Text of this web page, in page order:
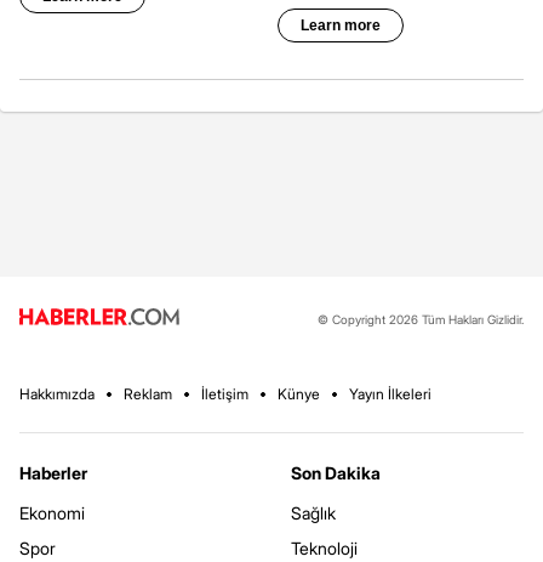
© Copyright 2026 Tüm Hakları Gizlidir.
Hakkımızda Reklam İletişim Künye Yayın İlkeleri
Haberler
Ekonomi
Spor
Son Dakika
Sağlık
Teknoloji